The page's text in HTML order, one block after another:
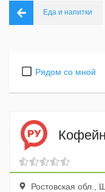
Еда и напитки
Рядом со мной
Ростовская обл.,